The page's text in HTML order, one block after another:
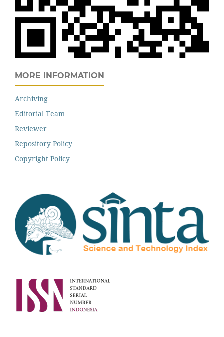
MORE INFORMATION
Archiving
Editorial Team
Reviewer
Repository Policy
Copyright Policy